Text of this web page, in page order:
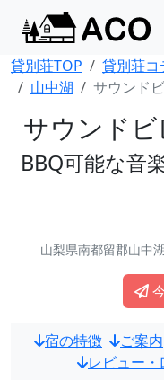
貸別荘TOP 貸別荘コ
山中湖
サウンド
サウンド
BBQ可能な音
山梨県南都留郡山中
宿の特徴 ご案内
レビュー・